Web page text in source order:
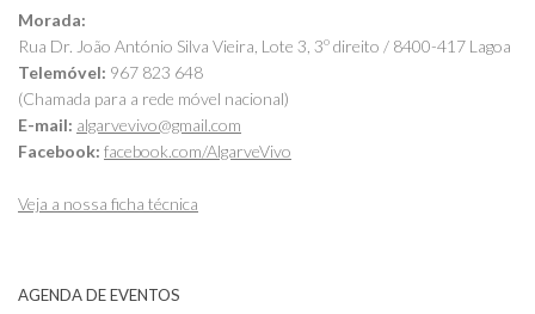
Morada:
Rua Dr. João António Silva Vieira, Lote 3, 3º direito / 8400-417 Lagoa
Telemóvel: 967 823 648
(Chamada para a rede móvel nacional)
E-mail: algarvevivo@gmail.com
Facebook: facebook.com/AlgarveVivo
Veja a nossa ficha técnica
AGENDA DE EVENTOS